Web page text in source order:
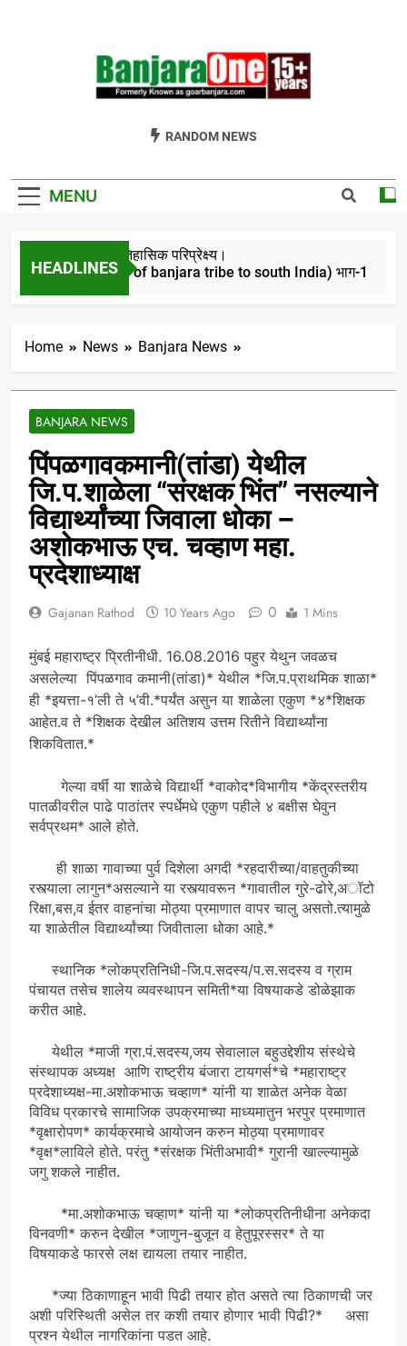
Welcome To
GoarBanjara.com
RANDOM NEWS
MENU
HEADLINES
बंजारो का ऐतिहासिक परिप्रेक्ष्य।
(Migration of banjara tribe to south India) भाग-1
4 Years Ago
Home News Banjara News
BANJARA NEWS
पिंपळगावकमानी(तांडा) येथील
जि.प.शाळेला “संरक्षक भिंत” नसल्याने
विद्यार्थ्यांच्या जिवाला धोका –
अशोकभाऊ एच. चव्हाण महा.
प्रदेशाध्याक्ष
Gajanan Rathod 10 Years Ago 0 1 Mins
मुंबई महाराष्ट्र प्रितीनीधी. 16.08.2016 पहुर येथुन जवळच
असलेल्या पिंपळगाव कमानी(तांडा)* येथील *जि.प.प्राथमिक शाळा*
ही *इयत्ता-१’ली ते ५’वी.*पर्यंत असुन या शाळेला एकुण *४*शिक्षक
आहेत.व ते *शिक्षक देखील अतिशय उत्तम रितीने विद्यार्थ्यांना
शिकवितात.*
गेल्या वर्षी या शाळेचे विद्यार्थी *वाकोद*विभागीय *केंद्रस्तरीय
पातळीवरील पाढे पाठांतर स्पर्धेमधे एकुण पहीले ४ बक्षीस घेवुन
सर्वप्रथम* आले होते.
ही शाळा गावाच्या पुर्व दिशेला अगदी *रहदारीच्या/वाहतुकीच्या
रस्त्याला लागुन*असल्याने या रस्त्यावरून *गावातील गुरे-ढोरे,अॉटो
रिक्षा,बस,व ईतर वाहनांचा मोठ्या प्रमाणात वापर चालु असतो.त्यामुळे
या शाळेतील विद्यार्थ्यांच्या जिवीताला धोका आहे.*
स्थानिक *लोकप्रतिनिधी-जि.प.सदस्य/प.स.सदस्य व ग्राम
पंचायत तसेच शालेय व्यवस्थापन समिती*या विषयाकडे डोळेझाक
करीत आहे.
येथील *माजी ग्रा.पं.सदस्य,जय सेवालाल बहुउद्देशीय संस्थेचे
संस्थापक अध्यक्ष आणि राष्ट्रीय बंजारा टायगर्स*चे *महाराष्ट्र
प्रदेशाध्यक्ष-मा.अशोकभाऊ चव्हाण* यांनी या शाळेत अनेक वेळा
विविध प्रकारचे सामाजिक उपक्रमाच्या माध्यमातुन भरपुर प्रमाणात
*वृक्षारोपण* कार्यक्रमाचे आयोजन करुन मोठ्या प्रमाणावर
*वृक्ष*लाविले होते. परंतु *संरक्षक भिंतीअभावी* गुरानी खाल्ल्यामुळे
जगु शकले नाहीत.
*मा.अशोकभाऊ चव्हाण* यांनी या *लोकप्रतिनीधीना अनेकदा
विनवणी* करुन देखील *जाणुन-बुजून व हेतुपूरस्सर* ते या
विषयाकडे फारसे लक्ष द्यायला तयार नाहीत.
*ज्या ठिकाणाहून भावी पिढी तयार होत असते त्या ठिकाणची जर
अशी परिस्थिती असेल तर कशी तयार होणार भावी पिढी?* असा
प्रश्न येथील नागरिकांना पडत आहे.